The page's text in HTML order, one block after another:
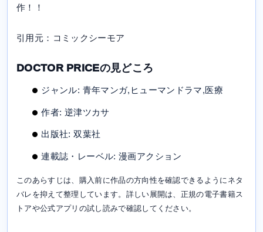
作！！
引用元：コミックシーモア
DOCTOR PRICEの見どころ
ジャンル: 青年マンガ,ヒューマンドラマ,医療
作者: 逆津ツカサ
出版社: 双葉社
連載誌・レーベル: 漫画アクション
このあらすじは、購入前に作品の方向性を確認できるようにネタ
バレを抑えて整理しています。詳しい展開は、正規の電子書籍ス
トアや公式アプリの試し読みで確認してください。